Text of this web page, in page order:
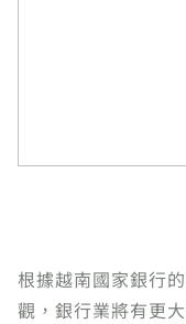
根據越南國家銀行
觀，銀行業將有更